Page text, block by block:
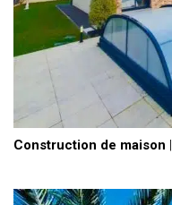
Construction de maison |